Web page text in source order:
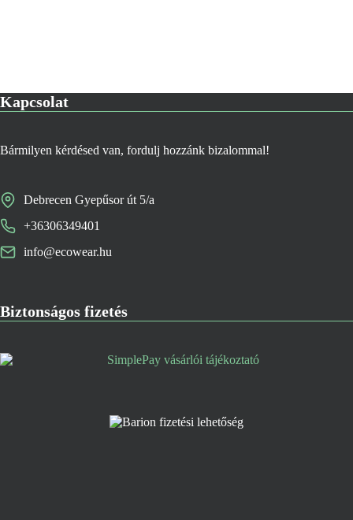
Kapcsolat
Bármilyen kérdésed van, fordulj hozzánk bizalommal!
Debrecen Gyepűsor út 5/a
+36306349401
info@ecowear.hu
Biztonságos fizetés